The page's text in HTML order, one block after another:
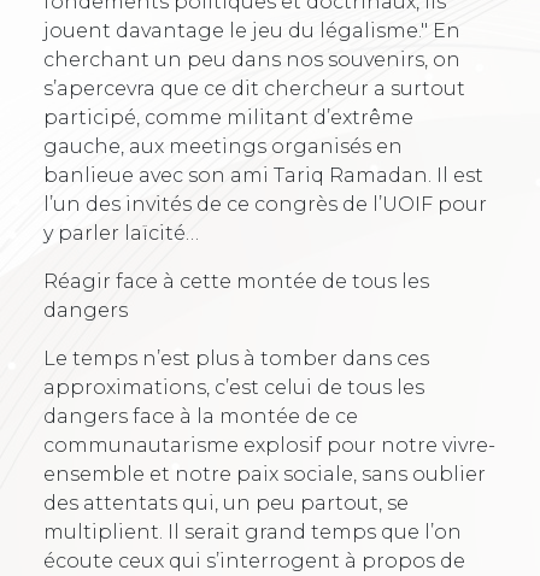
jouent davantage le jeu du légalisme." En
cherchant un peu dans nos souvenirs, on
s’apercevra que ce dit chercheur a surtout
participé, comme militant d’extrême
gauche, aux meetings organisés en
banlieue avec son ami Tariq Ramadan. Il est
l’un des invités de ce congrès de l’UOIF pour
y parler laïcité…
Réagir face à cette montée de tous les
dangers
Le temps n’est plus à tomber dans ces
approximations, c’est celui de tous les
dangers face à la montée de ce
communautarisme explosif pour notre vivre-
ensemble et notre paix sociale, sans oublier
des attentats qui, un peu partout, se
multiplient. Il serait grand temps que l’on
écoute ceux qui s’interrogent à propos de